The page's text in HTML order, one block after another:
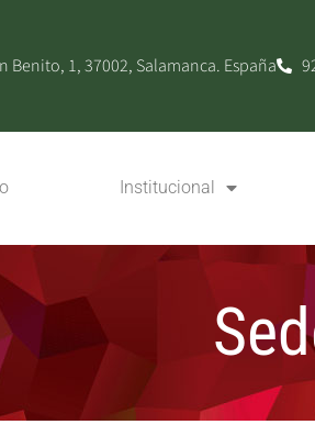
Benito, 1, 37002, Salamanca. España
Institucional